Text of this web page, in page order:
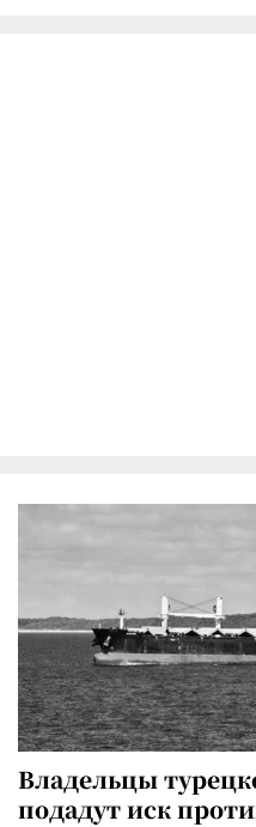
Владельцы
подадут иск